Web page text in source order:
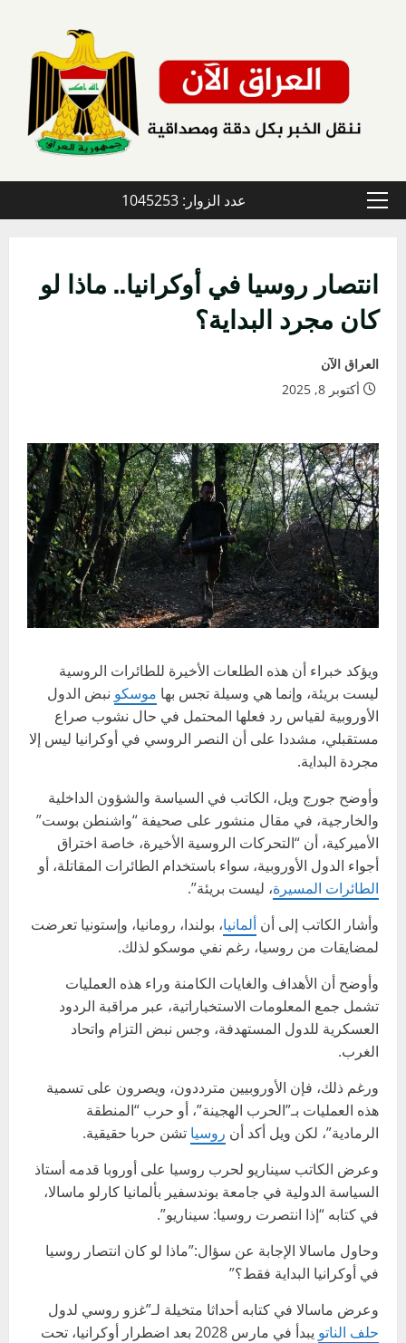
القائمة
عدد الزوار: 1045253
انتصار روسيا في أوكرانيا.. ماذا لو
كان مجرد البداية؟
العراق الآن
أكتوبر 8, 2025
ويؤكد خبراء أن هذه الطلعات الأخيرة للطائرات الروسية
ليست بريئة، وإنما هي وسيلة تجس بها موسكو نبض الدول
الأوروبية لقياس رد فعلها المحتمل في حال نشوب صراع
مستقبلي، مشددا على أن النصر الروسي في أوكرانيا ليس إلا
مجردة البداية.
وأوضح جورج ويل، الكاتب في السياسة والشؤون الداخلية
والخارجية، في مقال منشور على صحيفة “واشنطن بوست”
الأميركية، أن “التحركات الروسية الأخيرة، خاصة اختراق
أجواء الدول الأوروبية، سواء باستخدام الطائرات المقاتلة، أو
الطائرات المسيرة، ليست بريئة”.
وأشار الكاتب إلى أن ألمانيا، بولندا، رومانيا، وإستونيا تعرضت
لمضايقات من روسيا، رغم نفي موسكو لذلك.
وأوضح أن الأهداف والغايات الكامنة وراء هذه العمليات
تشمل جمع المعلومات الاستخباراتية، عبر مراقبة الردود
العسكرية للدول المستهدفة، وجس نبض التزام واتحاد
الغرب.
ورغم ذلك، فإن الأوروبيين مترددون، ويصرون على تسمية
هذه العمليات بـ”الحرب الهجينة”، أو حرب “المنطقة
الرمادية”، لكن ويل أكد أن روسيا تشن حربا حقيقية.
وعرض الكاتب سيناريو لحرب روسيا على أوروبا قدمه أستاذ
السياسة الدولية في جامعة بوندسفير بألمانيا كارلو ماسالا،
في كتابه “إذا انتصرت روسيا: سيناريو”.
وحاول ماسالا الإجابة عن سؤال:”ماذا لو كان انتصار روسيا
في أوكرانيا البداية فقط؟”
وعرض ماسالا في كتابه أحداثا متخيلة لـ”غزو روسي لدول
حلف الناتو
يبدأ في مارس 2028 بعد اضطرار أوكرانيا، تحت